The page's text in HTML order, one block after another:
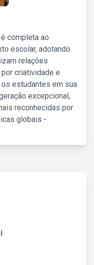
completa ao
escolar, adotando
relações
criatividade e
estudantes em sua
excepcional,
reconhecidas por
globais -